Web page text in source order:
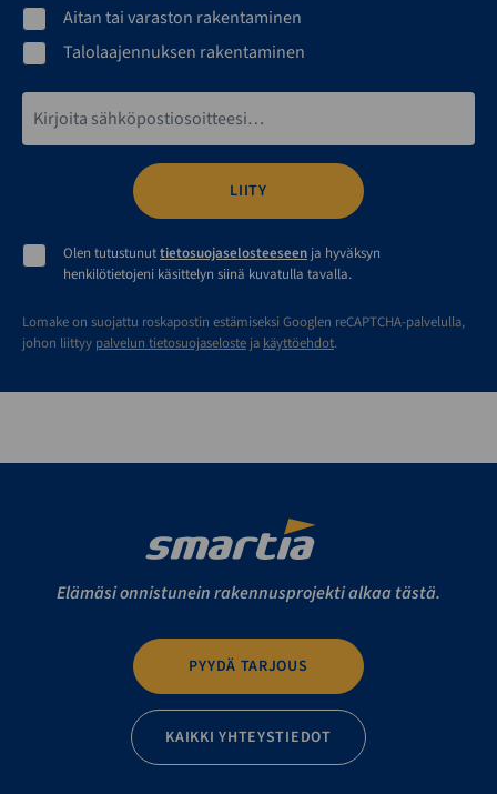
Aitan tai varaston rakentaminen
Talolaajennuksen rakentaminen
Olen tutustunuttietosuojaselosteeseen ja hyväksyn
henkilötietojeni käsittelyn siinä kuvatulla tavalla.
Lomake on suojattu roskapostin estämiseksi Googlen reCAPTCHA-palvelulla,
johon liittyy palvelun tietosuojaseloste ja käyttöehdot.
Elämäsi onnistunein rakennusprojekti alkaa tästä.
PYYDÄ TARJOUS
KAIKKI YHTEYSTIEDOT